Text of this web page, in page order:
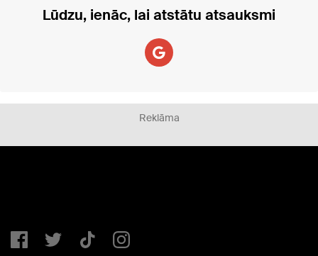
Lūdzu, ienāc, lai atstātu atsauksmi
Reklāma